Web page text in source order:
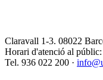
Claravall 1-3. 08022
Horari d'atenció al
Tel. 936 022 200 ·